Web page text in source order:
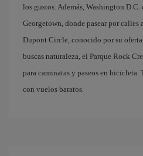
los gustos. Además, Washington
Georgetown, donde pasear por
Dupont Circle, conocido por su
buscas naturaleza, el Parque Rock
para caminatas y paseos en
con vuelos baratos.